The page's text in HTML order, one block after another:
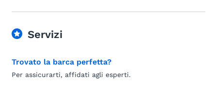
Servizi
Trovato la barca perfetta?
Per assicurarti, affidati agli esperti.